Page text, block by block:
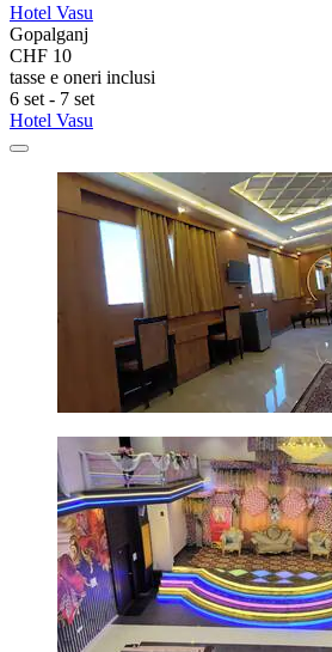
Hotel Vasu
Gopalganj
CHF 10
tasse e oneri inclusi
6 set - 7 set
Hotel Vasu